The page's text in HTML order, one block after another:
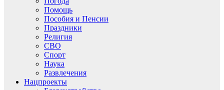
Помощь
Пособия и Пенсии
Праздники
Религия
СВО
Спорт
Наука
Развлечения
Нацпроекты